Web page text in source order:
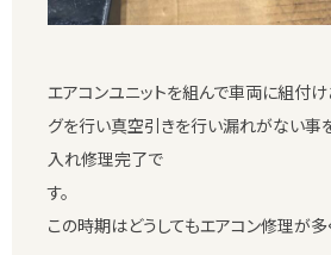
エアコンユニットを組んで車両に組付
グを行い真空引きを行い漏れがない事
入れ修理完了で
す
この時期はどうしてもエアコン修理が多